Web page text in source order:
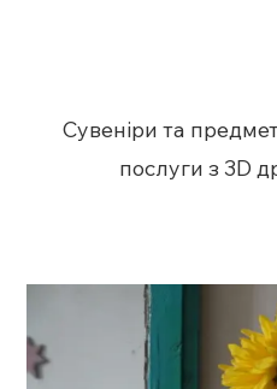
Сувеніри та
послуги з 3D